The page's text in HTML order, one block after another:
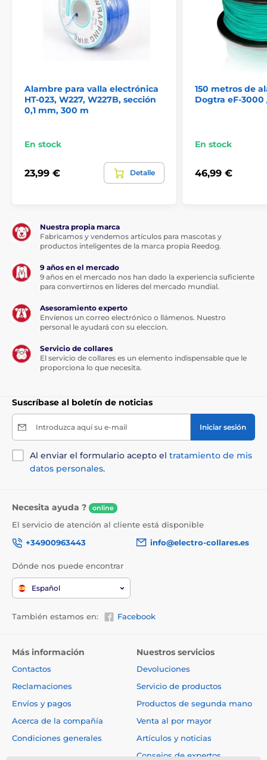
El producto aparece en las categorías
Accesorios Vallas
Alambre para valla electrónica
HT-023, W227, W227B, sección
0,1 mm, 300 m
En stock
23,99 € Detalle
150 metros de
Dogtra eF-3000
En stock
46,99 €
Nuestra propia marca
Fabricamos y vendemos artículos para mascotas y
productos inteligentes de la marca propia Reedog.
9 años en el mercado
9 años en el mercado nos han dado la experiencia suficiente
para convertirnos en líderes del mercado mundial.
Asesoramiento experto
Envíenos un correo electrónico o llámenos. Nuestro
personal le ayudará con su eleccion.
Servicio de collares
El servicio de collares es un elemento indispensable que le
proporciona lo que necesita.
Suscríbase al boletín de noticias
Introduzca aquí su e-mail Iniciar sesión
Al enviar el formulario acepto el tratamiento de mis
datos personales.
Necesita ayuda ? online
El servicio de atención al cliente está disponible
+34900963443
info@electro-collares.es
Dónde nos puede encontrar
Español
También estamos en: Facebook
Más información
Contactos
Reclamaciones
Envíos y pagos
Acerca de la compañía
Condiciones generales
Nuestros servicios
Devoluciones
Servicio de productos
Productos de segunda mano
Venta al por mayor
Artículos y noticias
Consejos de expertos